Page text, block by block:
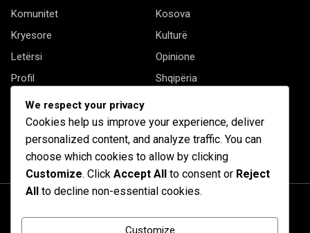
Komunitet
Kosova
Kryesore
Kulturë
Letërsi
Opinione
Profil
Shqipëria
Shqiptarët në biznes
Të tjera
We respect your privacy
Cookies help us improve your experience, deliver
personalized content, and analyze traffic. You can
choose which cookies to allow by clicking
Customize. Click Accept All to consent or Reject
All to decline non-essential cookies.
Customize